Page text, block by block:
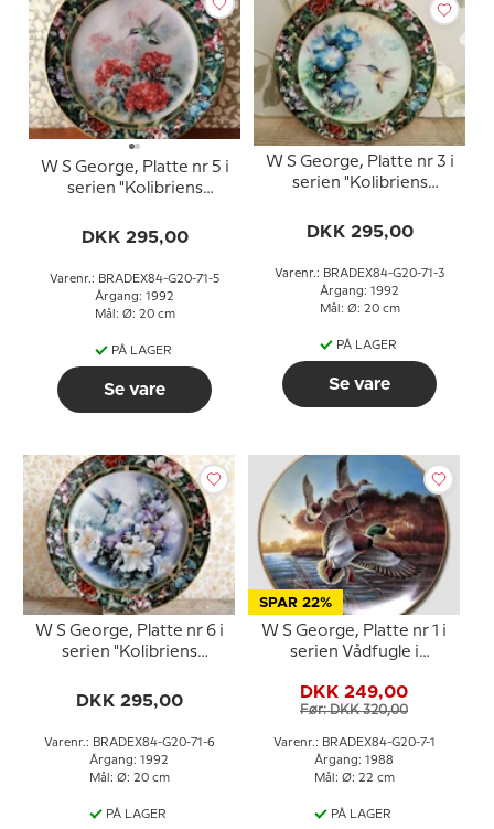
W S George, Platte nr 5 i
serien "Kolibriens
DKK 295,00
Varenr.: BRADEX84-G20-71-5
Årgang: 1992
Mål: Ø: 20 cm
PÅ LAGER
Se vare
W S George, Platte nr 3 i
serien "Kolibriens
DKK 295,00
Varenr.: BRADEX84-G20-71-3
Årgang: 1992
Mål: Ø: 20 cm
PÅ LAGER
Se vare
W S George, Platte nr 6 i
serien "Kolibriens
DKK 295,00
Varenr.: BRADEX84-G20-71-6
Årgang: 1992
Mål: Ø: 20 cm
PÅ LAGER
SPAR 22%
W S George, Platte nr 1 i
serien Vådfugle i
DKK 249,00
Før: DKK 320,00
Varenr.: BRADEX84-G20-7-1
Årgang: 1988
Mål: Ø: 22 cm
PÅ LAGER